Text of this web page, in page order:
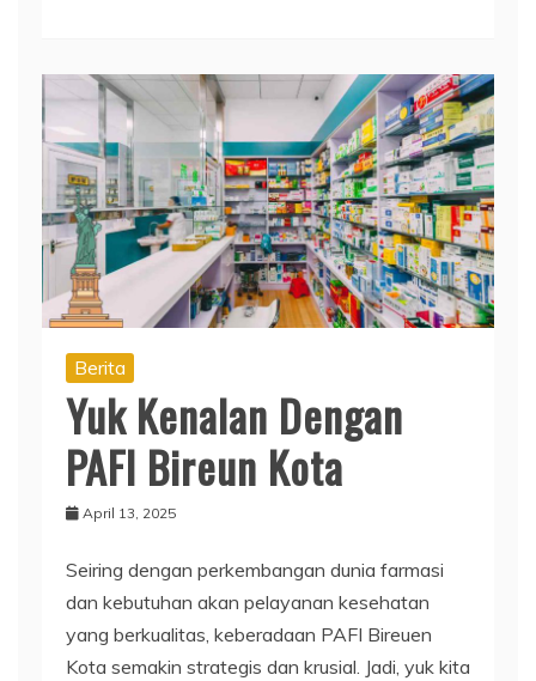
Berita
Yuk Kenalan Dengan
PAFI Bireun Kota
April 13, 2025
Seiring dengan perkembangan dunia farmasi
dan kebutuhan akan pelayanan kesehatan
yang berkualitas, keberadaan PAFI Bireuen
Kota semakin strategis dan krusial. Jadi, yuk kita